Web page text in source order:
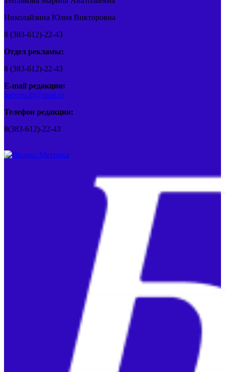
Николайзина Юлия Викторовна
8 (383-612)-22-43
Отдел рекламы:
8 (383-612)-22-43
E-mail редакции:
barvest20@mail.ru
Телефон редакции:
8(383-612)-22-43